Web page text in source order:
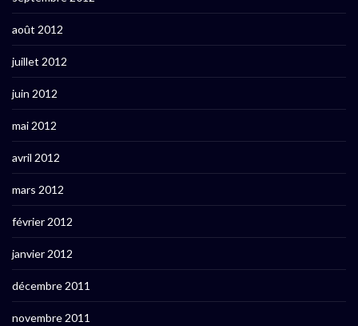
août 2012
juillet 2012
juin 2012
mai 2012
avril 2012
mars 2012
février 2012
janvier 2012
décembre 2011
novembre 2011